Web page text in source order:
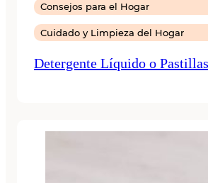
Consejos para el Hogar
Cuidado y Limpieza del Hogar
Detergente Líquido o